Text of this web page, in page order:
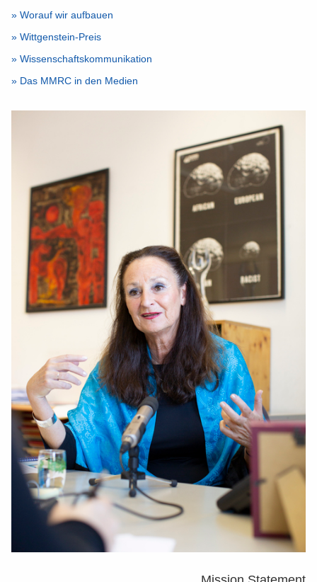
» Worauf wir aufbauen
» Wittgenstein-Preis
» Wissenschaftskommunikation
» Das MMRC in den Medien